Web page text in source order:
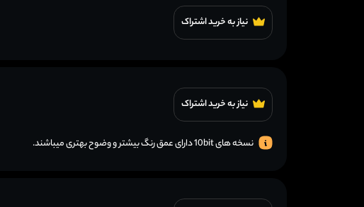
نیاز به خرید اشتراک
نیاز به خرید اشتراک
نسخه های 10bit دارای عمق رنگ بیشتر و وضوح بهتری میباشند.